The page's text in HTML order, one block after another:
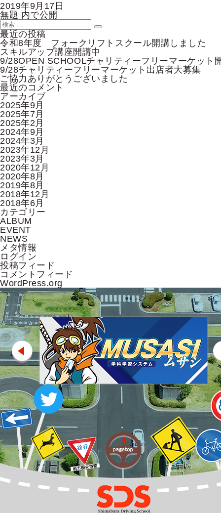
投
稿
日:
2019年9月17日
投
稿
ナ
ビ
ゲ
ー
シ
ョ
ン
無題 内で公開
検
索:
検
索
最近の投稿
令和8年度 フォークリフトスクール開講しました
スキルアップ講座開講中
9/28OPEN SCHOOLチャリティーフリーマーケット
9/28チャリティーフリーマーケット出店者大募集
ご協力ありがとうございました
最近のコメント
アーカイブ
2025年9月
2025年7月
2025年2月
2024年9月
2024年3月
2023年12月
2023年3月
2020年12月
2020年8月
2019年8月
2018年12月
2018年6月
カテゴリー
ALBUM
EVENT
NEWS
メタ情報
ログイン
投稿フィード
コメントフィード
WordPress.org